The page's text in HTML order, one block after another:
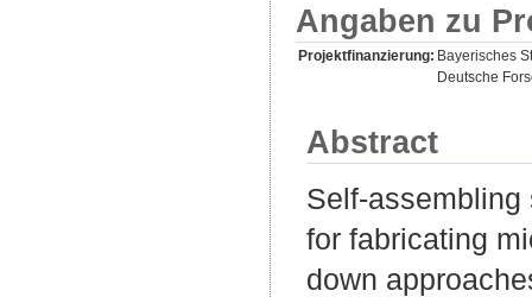
Angaben zu
Projektfinanzierung: Bayerisches
Deutsche
Abstract
Self-
for fabricating
down